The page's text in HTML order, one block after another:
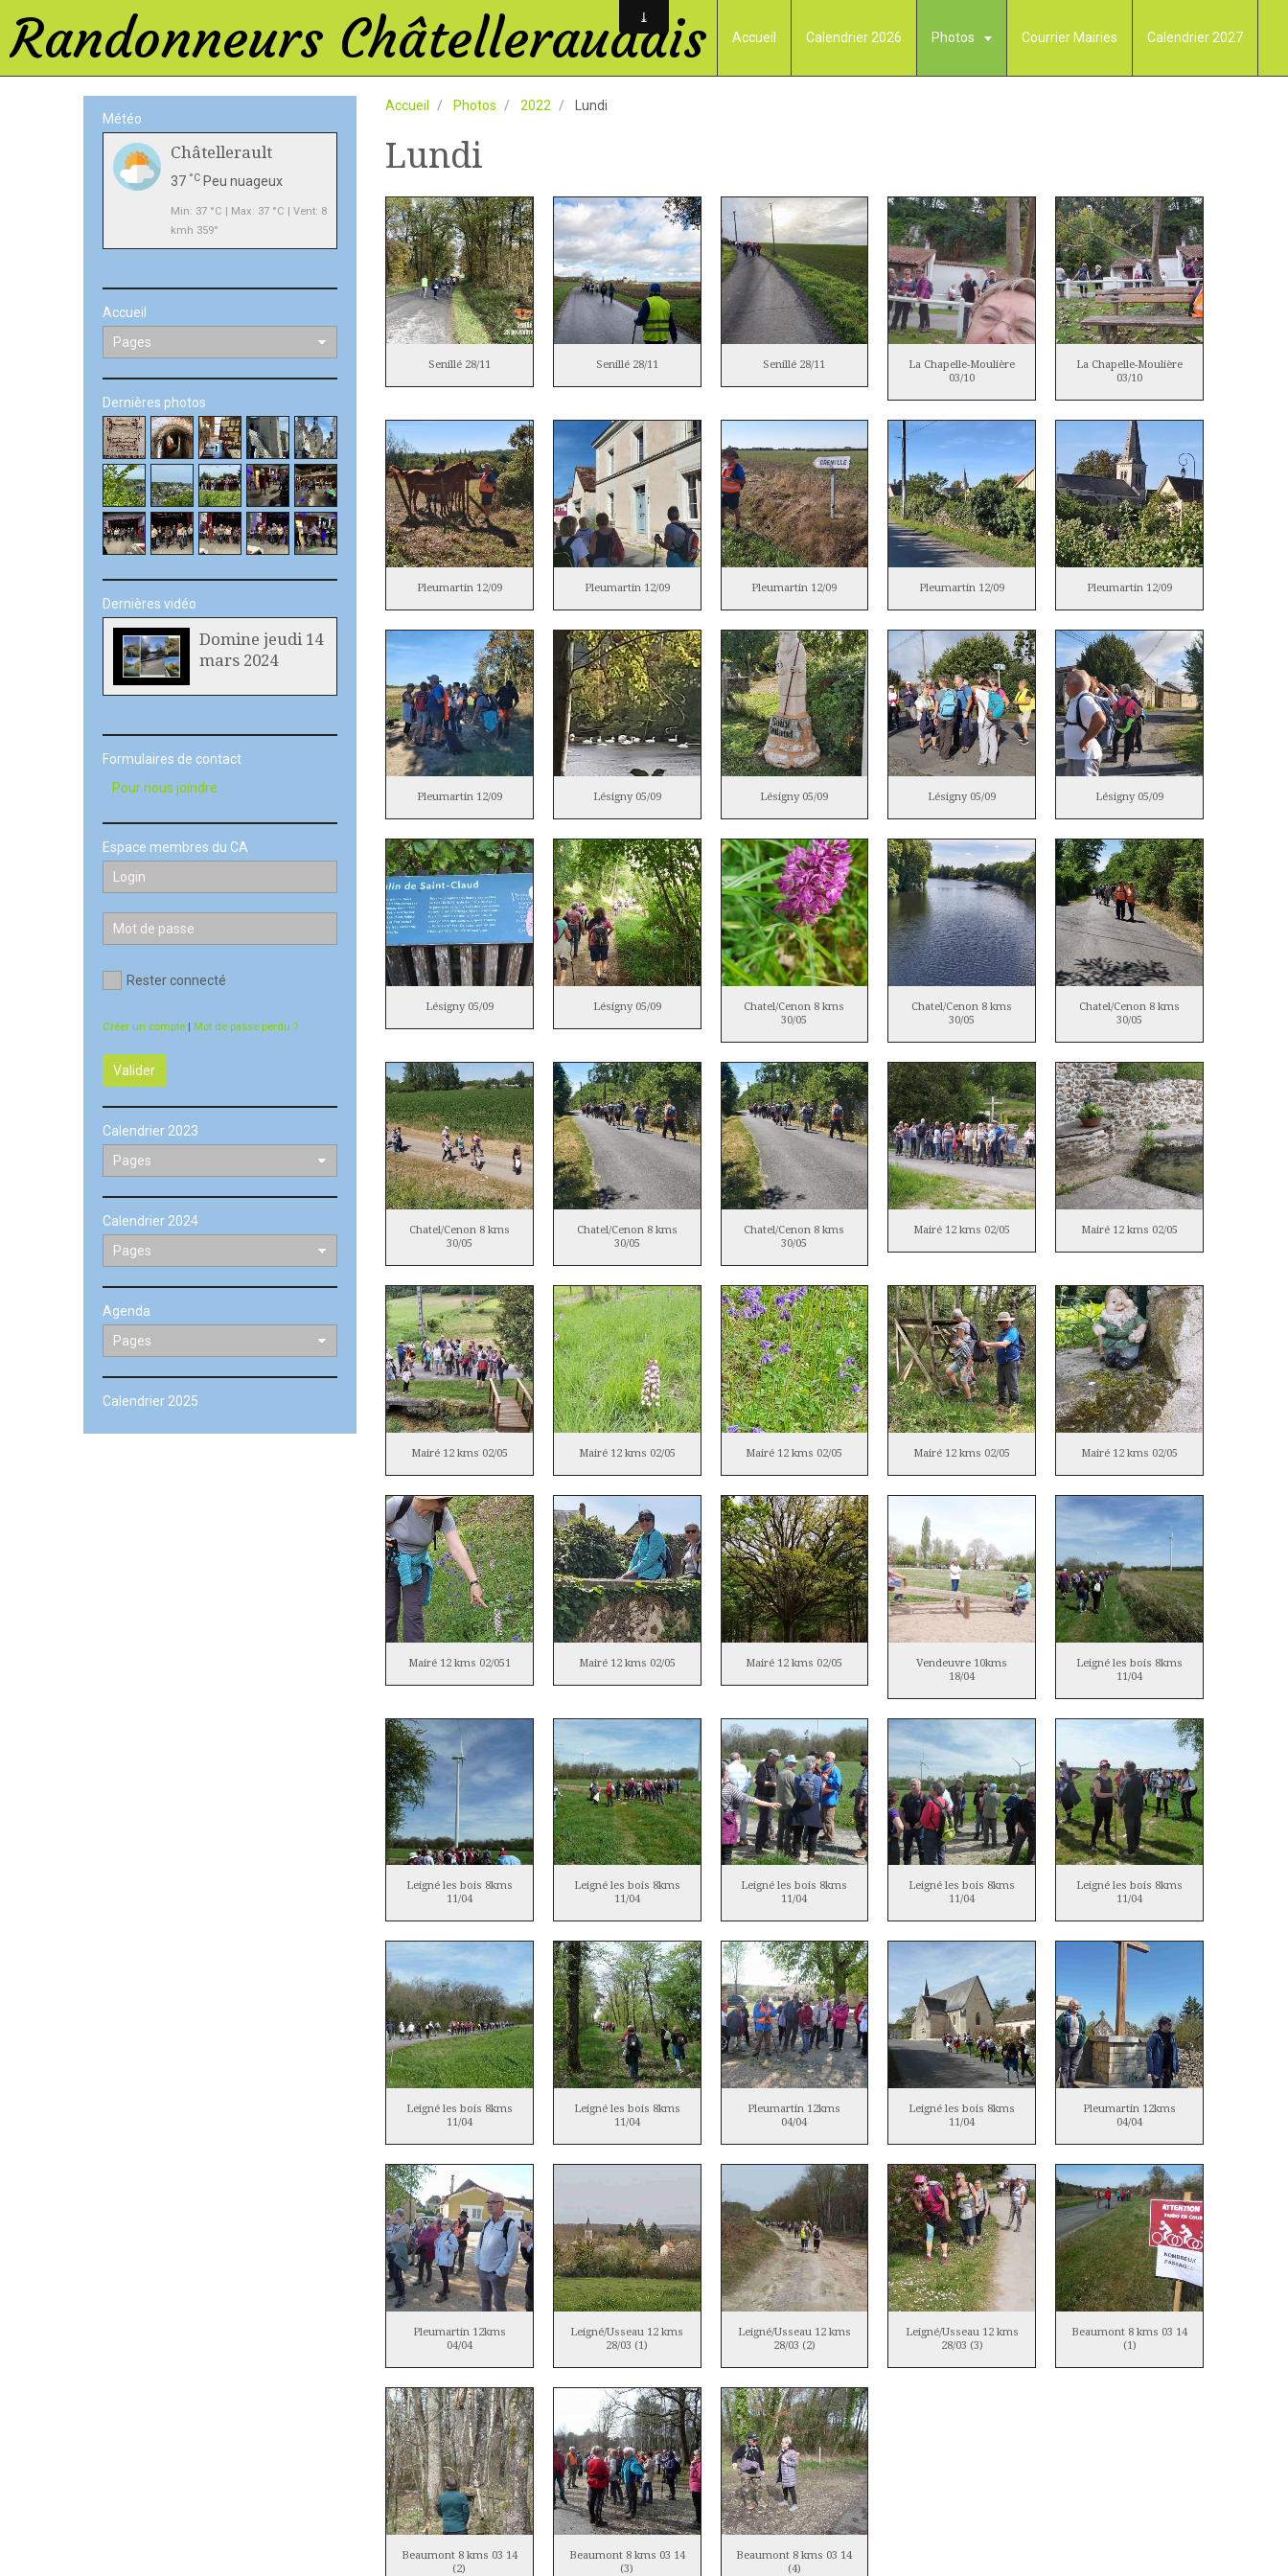
Randonneurs Châtelleraudais Accueil Calendrier 2026 Photos Courrier Mairies Calendrier 2027
Accueil Photos 2022 Lundi
Lundi
Senillé 28/11 Senillé 28/11 Senillé 28/11
La Chapelle-Moulière
03/10
La Chapelle-Moulière
03/10
Pleumartin 12/09 Pleumartin 12/09 Pleumartin 12/09 Pleumartin 12/09 Pleumartin 12/09
Pleumartin 12/09 Lésigny 05/09 Lésigny 05/09 Lésigny 05/09 Lésigny 05/09
Lésigny 05/09 Lésigny 05/09
Chatel/Cenon 8 kms
30/05
Chatel/Cenon 8 kms
30/05
Chatel/Cenon 8 kms
30/05
Chatel/Cenon 8 kms
30/05
Chatel/Cenon 8 kms
30/05
Chatel/Cenon 8 kms
30/05
Mairé 12 kms 02/05 Mairé 12 kms 02/05
Mairé 12 kms 02/05 Mairé 12 kms 02/05 Mairé 12 kms 02/05 Mairé 12 kms 02/05 Mairé 12 kms 02/05
Mairé 12 kms 02/051 Mairé 12 kms 02/05 Mairé 12 kms 02/05
Vendeuvre 10kms
18/04
Leigné les bois 8kms
11/04
Leigné les bois 8kms
11/04
Leigné les bois 8kms
11/04
Leigné les bois 8kms
11/04
Leigné les bois 8kms
11/04
Leigné les bois 8kms
11/04
Leigné les bois 8kms
11/04
Leigné les bois 8kms
11/04
Pleumartin 12kms
04/04
Leigné les bois 8kms
11/04
Pleumartin 12kms
04/04
Pleumartin 12kms
04/04
Leigné/Usseau 12 kms
28/03 (1)
Leigné/Usseau 12 kms
28/03 (2)
Leigné/Usseau 12 kms
28/03 (3)
Beaumont 8 kms 03 14
(1)
Beaumont 8 kms 03 14
(2)
Beaumont 8 kms 03 14
(3)
Beaumont 8 kms 03 14
(4)
Météo
Châtellerault
37 °C Peu nuageux
Min: 37 °C | Max: 37 °C | Vent: 8
kmh 359°
Accueil
Dernières photos
Dernières vidéo
Domine jeudi 14
mars 2024
Formulaires de contact
Pour nous joindre
Espace membres du CA
Rester connecté
Créer un compte | Mot de passe perdu ?
Valider
Calendrier 2023
Calendrier 2024
Agenda
Calendrier 2025